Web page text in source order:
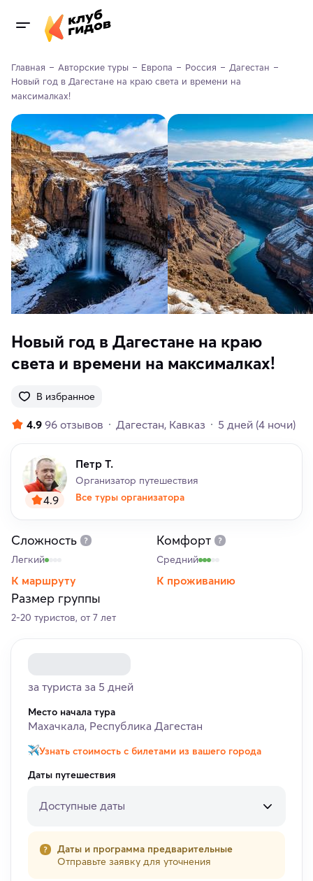
Главная Авторские туры Европа Россия
Дагестан
Новый год в Дагестане на краю света и времени на
максималках!
Новый год в Дагестане на краю
света и времени на максималках!
В избранное
4.9 96 отзывов Дагестан Кавказ 5 дней (4 ночи)
4.9
Петр Т.
Организатор путешествия
Все туры организатора
Сложность
Легкий
К маршруту
Комфорт
Средний
К проживанию
Размер группы
2-20 туристов, от 7 лет
за туриста за 5 дней
Место начала тура
Махачкала, Республика Дагестан
Узнать стоимость с билетами из вашего города
Даты путешествия
Доступные даты
Даты и программа предварительные
Отправьте заявку для уточнения